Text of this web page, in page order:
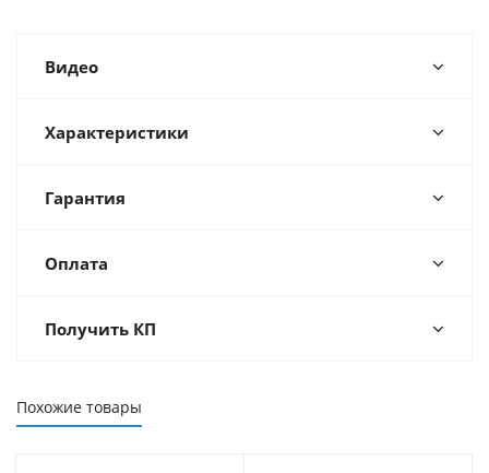
Видео
Характеристики
Гарантия
Оплата
Получить КП
Похожие товары